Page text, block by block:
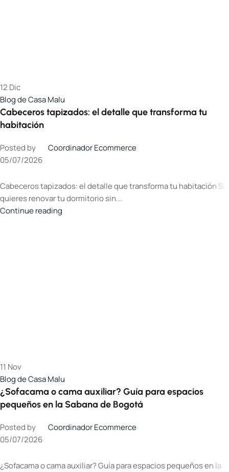
12 Dic
Blog de Casa Malu
Cabeceros tapizados: el detalle que transforma tu
habitación
Posted by
Coordinador Ecommerce
05/07/2026
Cabeceros tapizados: el detalle que transforma tu habitación Si
quieres renovar tu dormitorio sin...
Continue reading
11 Nov
Blog de Casa Malu
¿Sofacama o cama auxiliar? Guía para espacios
pequeños en la Sabana de Bogotá
Posted by
Coordinador Ecommerce
05/07/2026
¿Sofacama o cama auxiliar? Guía para espacios pequeños en la